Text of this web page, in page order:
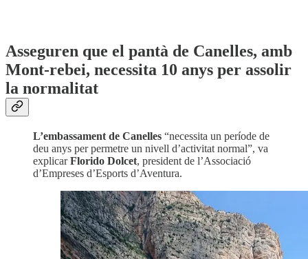
Asseguren que el pantà de Canelles, amb
Mont-rebei, necessita 10 anys per assolir
la normalitat
L’embassament de Canelles “necessita un període de
deu anys per permetre un nivell d’activitat normal”, va
explicarFlorido Dolcet, president de l’Associació
d’Empreses d’Esports d’Aventura.